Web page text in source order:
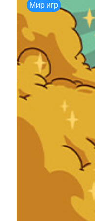
Мир игр